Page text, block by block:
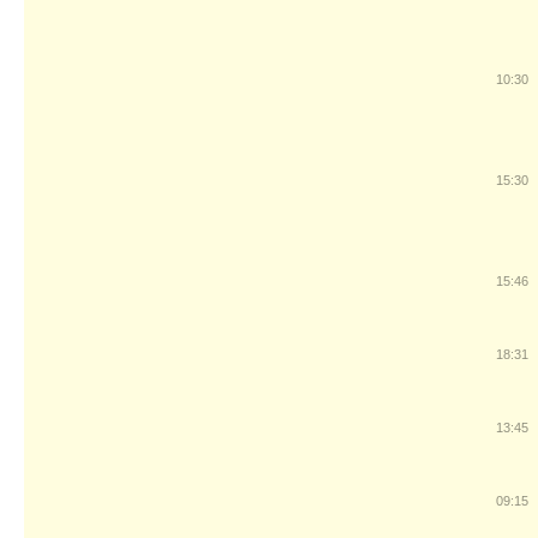
10:30
15:30
15:46
18:31
13:45
09:15